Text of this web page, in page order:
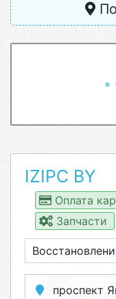
IZIPC BY
Оплата
Запчасти
проспект